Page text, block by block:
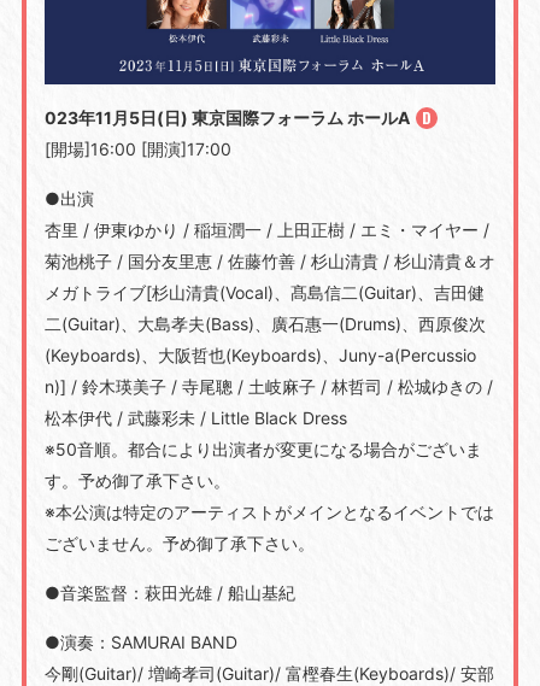
023年11月5日(日) 東京国際フォーラム ホールA
[開場]16:00 [開演]17:00
●出演
杏里 / 伊東ゆかり / 稲垣潤一 / 上田正樹 / エミ・マイヤー /
菊池桃子 / 国分友里恵 / 佐藤竹善 / 杉山清貴 / 杉山清貴＆オ
メガトライブ[杉山清貴(Vocal)、髙島信二(Guitar)、吉田健
二(Guitar)、大島孝夫(Bass)、廣石惠一(Drums)、西原俊次
(Keyboards)、大阪哲也(Keyboards)、Juny-a(Percussio
n)] / 鈴木瑛美子 / 寺尾聰 / 土岐麻子 / 林哲司 / 松城ゆきの /
松本伊代 / 武藤彩未 / Little Black Dress
※50音順。都合により出演者が変更になる場合がございま
す。予め御了承下さい。
※本公演は特定のアーティストがメインとなるイベントでは
ございません。予め御了承下さい。
●音楽監督：萩田光雄 / 船山基紀
●演奏：SAMURAI BAND
今剛(Guitar)/ 増崎孝司(Guitar)/ 富樫春生(Keyboards)/ 安部